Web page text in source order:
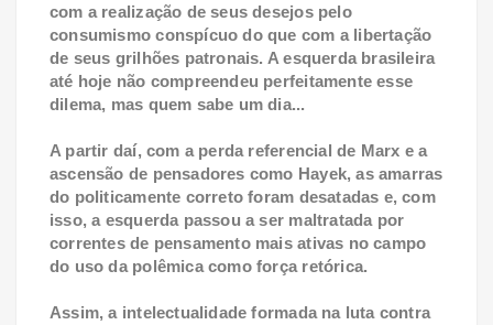
com a realização de seus desejos pelo
consumismo conspícuo do que com a libertação
de seus grilhões patronais. A esquerda brasileira
até hoje não compreendeu perfeitamente esse
dilema, mas quem sabe um dia...
A partir daí, com a perda referencial de Marx e a
ascensão de pensadores como Hayek, as amarras
do politicamente correto foram desatadas e, com
isso, a esquerda passou a ser maltratada por
correntes de pensamento mais ativas no campo
do uso da polêmica como força retórica.
Assim, a intelectualidade formada na luta contra